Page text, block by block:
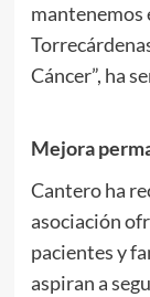
Cáncer”, ha
Mejora
Cantero ha
asociación
pacientes y
aspiran a